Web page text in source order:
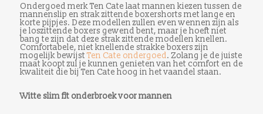
Ondergoed merk Ten Cate laat mannen kiezen tussen de
mannenslip en strak zittende boxershorts met lange en
korte pijpjes. Deze modellen zullen even wennen zijn als
je loszittende boxers gewend bent, maar je hoeft niet
bang te zijn dat deze strak zittende modellen knellen.
Comfortabele, niet knellende strakke boxers zijn
mogelijk bewijst Ten Cate ondergoed. Zolang je de juiste
maat koopt zul je kunnen genieten van het comfort en de
kwaliteit die bij Ten Cate hoog in het vaandel staan.
Witte slim fit onderbroek voor mannen